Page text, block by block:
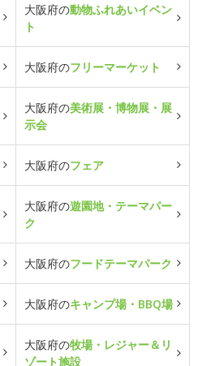
大阪府の動物ふれあいイベン
ト
大阪府のフリーマーケット
大阪府の美術展・博物展・展
示会
大阪府のフェア
大阪府の遊園地・テーマパー
ク
大阪府のフードテーマパーク
大阪府のキャンプ場・BBQ場
大阪府の牧場・レジャー＆リ
ゾート施設